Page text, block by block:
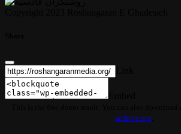
archive.org